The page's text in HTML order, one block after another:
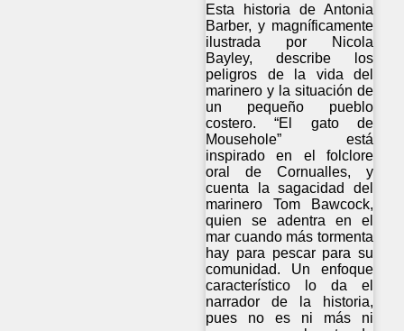
Esta historia de Antonia
Barber, y magníficamente
ilustrada por Nicola
Bayley, describe los
peligros de la vida del
marinero y la situación de
un pequeño pueblo
costero. “El gato de
Mousehole” está
inspirado en el folclore
oral de Cornualles, y
cuenta la sagacidad del
marinero Tom Bawcock,
quien se adentra en el
mar cuando más tormenta
hay para pescar para su
comunidad. Un enfoque
característico lo da el
narrador de la historia,
pues no es ni más ni